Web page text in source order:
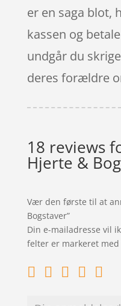
er en saga blot,
kassen og
undgår du
deres forældre
18 reviews
Hjerte &
Vær den første til at
Bogstaver”
Din e-mailadresse vil
felter er markeret med